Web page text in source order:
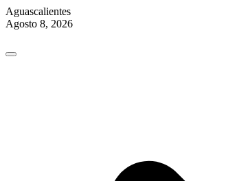
Aguascalientes
Agosto 8, 2026
content